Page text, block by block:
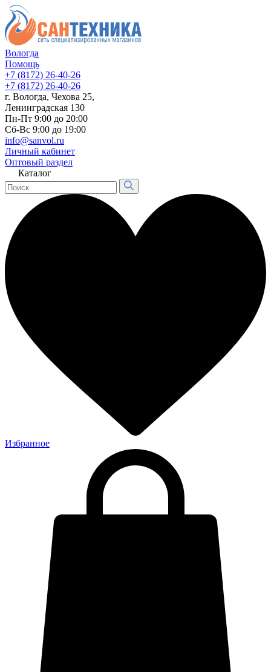
Вологда
Помощь
+7 (8172) 26-40-26
+7 (8172) 26-40-26
г. Вологда, Чехова 25,
Ленинградская 130
Пн-Пт 9:00 до 20:00
Сб-Вс 9:00 до 19:00
info@sanvol.ru
Личный кабинет
Оптовый раздел
Каталог
Избранное